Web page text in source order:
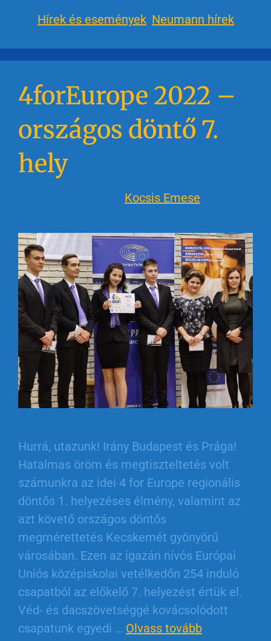
Hírek és események Neumann hírek
4forEurope 2022 –
országos döntő 7.
hely
Kocsis Emese
Hurrá, utazunk! Irány Budapest és Prága!
Hatalmas öröm és megtiszteltetés volt
számunkra az idei 4 for Europe regionális
döntős 1. helyezéses élmény, valamint az
azt követő országos döntős
megmérettetés Kecskemét gyönyörű
városában. Ezen az igazán nívós Európai
Uniós középiskolai vetélkedőn 254 induló
csapatból az előkelő 7. helyezést értük el.
Véd- és dacszövetséggé kovácsolódott
csapatunk egyedi … Olvass tovább